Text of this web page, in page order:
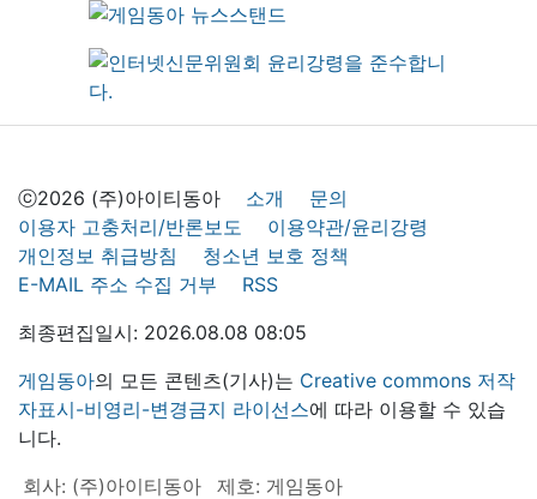
ⓒ2026 (주)아이티동아 소개
문의
이용자 고충처리/반론보도
이용약관/윤리강령
개인정보 취급방침
청소년 보호 정책
E-MAIL 주소 수집 거부
RSS
최종편집일시: 2026.08.08 08:05
게임동아의 모든 콘텐츠(기사)는 Creative commons 저작
자표시-비영리-변경금지 라이선스에 따라 이용할 수 있습
니다.
회사: (주)아이티동아
제호: 게임동아